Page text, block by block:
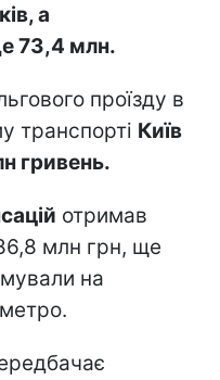
а
73,4 млн.
проїзду в
транспорті Київ
гривень.
отримав
млн грн, ще
на